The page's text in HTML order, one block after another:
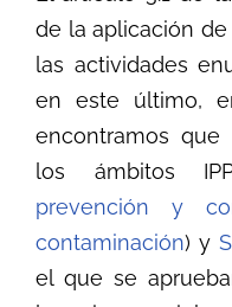
de la aplicación
las actividades
en este último,
encontramos que
los ámbitos
prevención y
contaminación) y
el que se